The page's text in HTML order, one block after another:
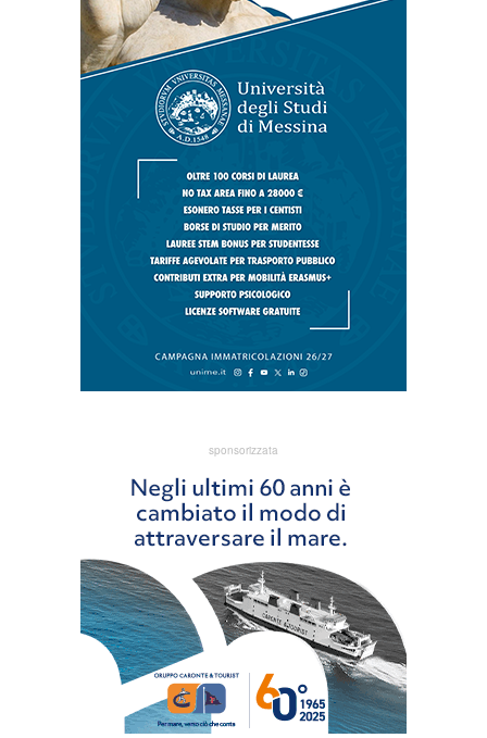
sponsorizzata